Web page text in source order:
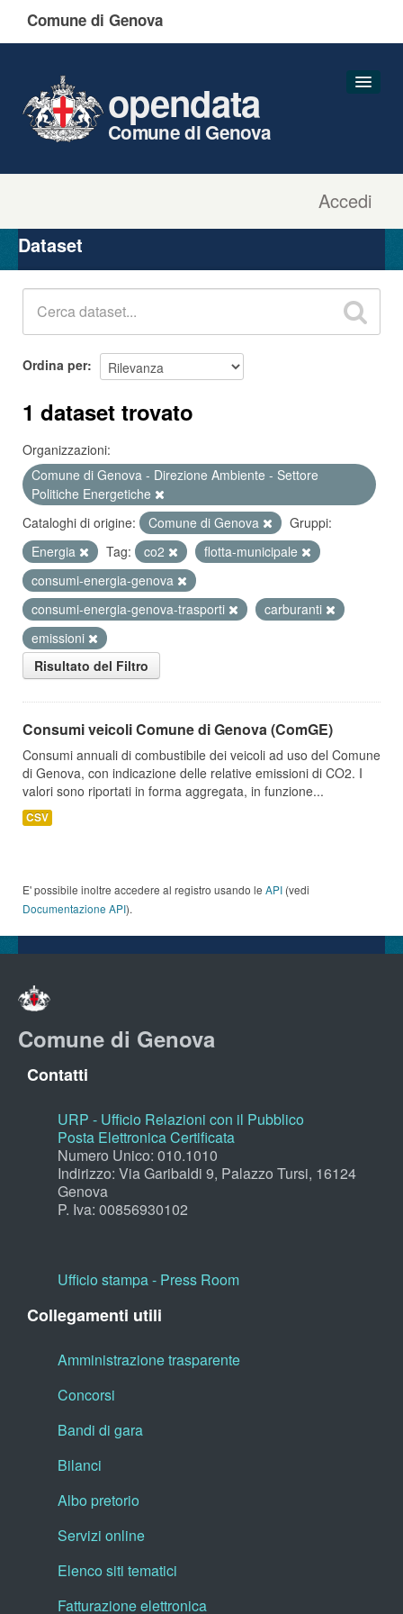
Comune di Genova
Accedi
opendata
Comune di Genova
Organizzazioni
Gruppi
Dataset
Ordina per
1 dataset trovato
Organizzazioni:
Comune di Genova - Direzione Ambiente - Settore
Politiche Energetiche
Cataloghi di origine:
Comune di Genova
Gruppi:
Energia
Tag: co2
flotta-municipale
consumi-energia-genova
consumi-energia-genova-trasporti
carburanti
emissioni
Risultato del Filtro
Consumi veicoli Comune di Genova (ComGE)
Consumi annuali di combustibile dei veicoli ad uso del Comune
di Genova, con indicazione delle relative emissioni di CO2. I
valori sono riportati in forma aggregata, in funzione...
CSV
E' possibile inoltre accedere al registro usando le API (vedi
Documentazione API).
Comune di Genova
Contatti
URP - Ufficio Relazioni con il Pubblico
Posta Elettronica Certificata
Numero Unico: 010.1010
Indirizzo: Via Garibaldi 9, Palazzo Tursi, 16124
Genova
P. Iva: 00856930102
Ufficio stampa - Press Room
Collegamenti utili
Amministrazione trasparente
Concorsi
Bandi di gara
Bilanci
Albo pretorio
Servizi online
Elenco siti tematici
Fatturazione elettronica